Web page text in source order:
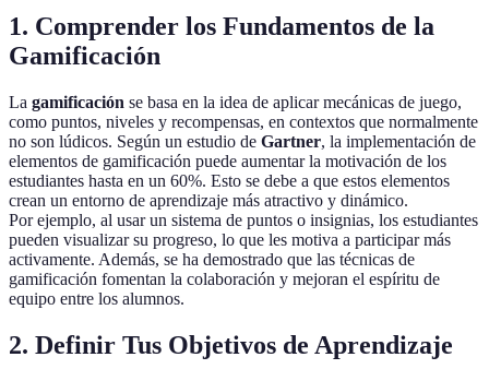
1. Comprender los Fundamentos de la
Gamificación
La gamificación se basa en la idea de aplicar mecánicas de juego,
como puntos, niveles y recompensas, en contextos que normalmente
no son lúdicos. Según un estudio de Gartner, la implementación de
elementos de gamificación puede aumentar la motivación de los
estudiantes hasta en un 60%. Esto se debe a que estos elementos
crean un entorno de aprendizaje más atractivo y dinámico.
Por ejemplo, al usar un sistema de puntos o insignias, los estudiantes
pueden visualizar su progreso, lo que les motiva a participar más
activamente. Además, se ha demostrado que las técnicas de
gamificación fomentan la colaboración y mejoran el espíritu de
equipo entre los alumnos.
2. Definir Tus Objetivos de Aprendizaje